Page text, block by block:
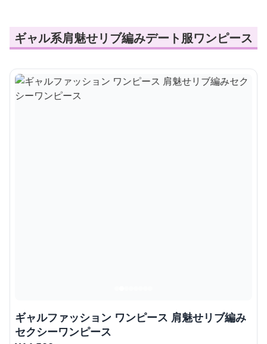
ギャル系肩魅せリブ編みデート服ワンピース
ギャルファッション ワンピース 肩魅せリブ編み
セクシーワンピース